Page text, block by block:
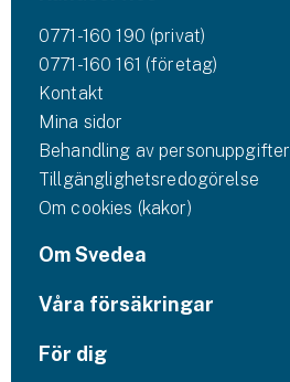
0771-160 190 (privat)
0771-160 161 (företag)
Kontakt
Mina sidor
Behandling av personuppgifter
Tillgänglighetsredogörelse
Om cookies (kakor)
Om Svedea
Våra försäkringar
För dig